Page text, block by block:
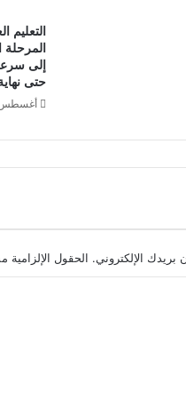
التعليم
المرحلة
إلى
حتى
أغسطس 6,
الإلكتروني. الحقول الإلزامية